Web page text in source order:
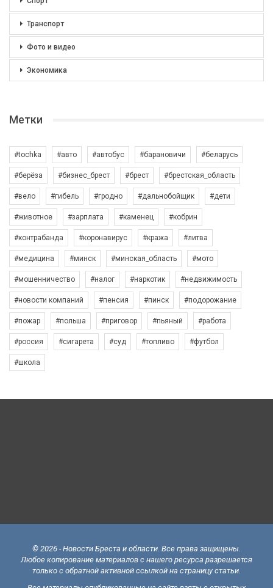
Транспорт
Фото и видео
Экономика
Метки
#tochka #авто #автобус #барановичи #беларусь
#берёза #бизнес_брест #брест #брестская_область
#вело #гибель #гродно #дальнобойщик #дети
#животное #зарплата #каменец #кобрин
#контрабанда #коронавирус #кража #литва
#медицина #минск #минская_область #мото
#мошенничество #налог #наркотик #недвижимость
#новости компаний #пенсия #пинск #подорожание
#пожар #польша #приговор #пьяный #работа
#россия #сигарета #суд #топливо #футбол
#школа
© 2026 - Новости Бреста и области. Все права защищены.
Любое копирование материалов с нашего ресурса разрешается
только с обратной активной ссылкой на страницу статьи.